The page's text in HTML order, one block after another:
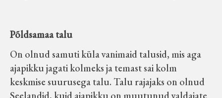
Põldsamaa talu
On olnud samuti küla vanimaid talusid, mis aga
ajapikku jagati kolmeks ja temast sai kolm
keskmise suurusega talu. Talu rajajaks on olnud
Seelandid, kuid ajapikku on muutunud valdajate